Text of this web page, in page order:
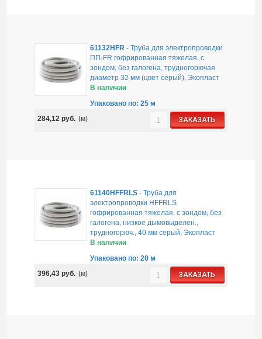
61132HFR -Труба для электропроводки
ПП-FR гофрированная тяжелая, с
зондом, без галогена, трудногорючая
диаметр 32 мм (цвет серый), Экопласт
В наличии
Упаковано по: 25 м
284,12руб. (м) ЗАКАЗАТЬ
61140HFFRLS -Труба для
электропроводки HFFRLS
гофрированная тяжелая, с зондом, без
галогена, низкое дымовыделен.,
трудногорюч., 40 мм серый, Экопласт
В наличии
Упаковано по: 20 м
396,43руб. (м) ЗАКАЗАТЬ